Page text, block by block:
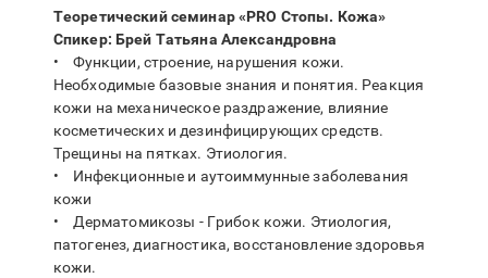
Теоретический семинар «PRO Стопы. Кожа»
Спикер: Брей Татьяна Александровна
• Функции, строение, нарушения кожи.
Необходимые базовые знания и понятия. Реакция
кожи на механическое раздражение, влияние
косметических и дезинфицирующих средств.
Трещины на пятках. Этиология.
• Инфекционные и аутоиммунные заболевания
кожи
• Дерматомикозы - Грибок кожи. Этиология,
патогенез, диагностика, восстановление здоровья
кожи.